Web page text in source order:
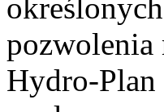
pozwolenia
Hydro-Plan